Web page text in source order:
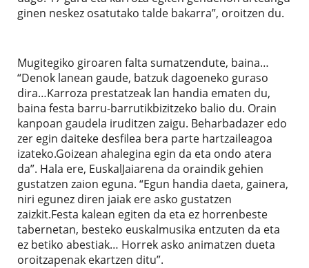
ginen neskez osatutako talde bakarra”, oroitzen du.
Mugitegiko giroaren falta sumatzendute, baina…
“Denok lanean gaude, batzuk dagoeneko guraso
dira…Karroza prestatzeak lan handia ematen du,
baina festa barru-barrutikbizitzeko balio du. Orain
kanpoan gaudela iruditzen zaigu. Beharbadazer edo
zer egin daiteke desfilea bera parte hartzaileagoa
izateko.Goizean ahalegina egin da eta ondo atera
da”. Hala ere, EuskalJaiarena da oraindik gehien
gustatzen zaion eguna. “Egun handia daeta, gainera,
niri egunez diren jaiak ere asko gustatzen
zaizkit.Festa kalean egiten da eta ez horrenbeste
tabernetan, besteko euskalmusika entzuten da eta
ez betiko abestiak… Horrek asko animatzen dueta
oroitzapenak ekartzen ditu”.